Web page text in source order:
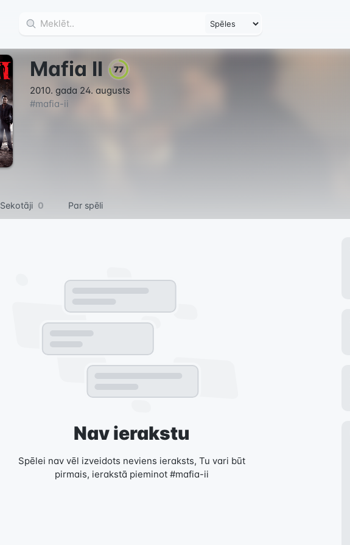
Mafia II 77
2010. gada 24. augusts
#mafia-ii
Sekotāji 0 Par spēli
Nav ierakstu
Spēlei nav vēl izveidots neviens ieraksts, Tu vari būt
pirmais, ierakstā pieminot #mafia-ii